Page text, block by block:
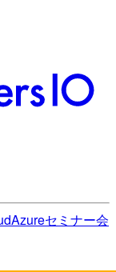
Azureセミナー会